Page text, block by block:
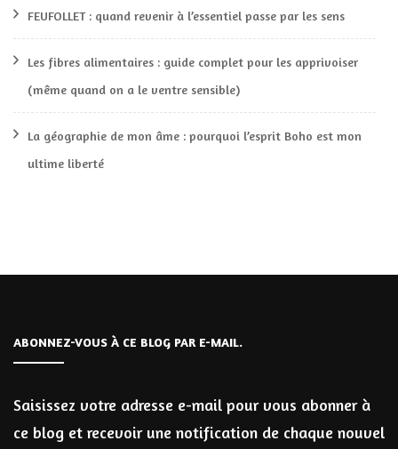
FEUFOLLET : quand revenir à l’essentiel passe par les sens
Les fibres alimentaires : guide complet pour les apprivoiser
(même quand on a le ventre sensible)
La géographie de mon âme : pourquoi l’esprit Boho est mon
ultime liberté
ABONNEZ-VOUS À CE BLOG PAR E-MAIL.
Saisissez votre adresse e-mail pour vous abonner à
ce blog et recevoir une notification de chaque nouvel